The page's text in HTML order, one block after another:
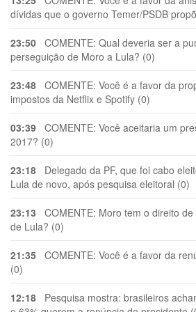
dívidas que o governo Temer/PSDB
23:50 COMENTE: Qual deveria ser a
perseguição de Moro a Lula? (0)
23:48 COMENTE: Você é a favor da
impostos da Netflix e Spotify (0)
03:39 COMENTE: Você aceitaria um
2017? (0)
23:18 Delegado da PF, que foi cabo
Lula de novo, após pesquisa eleitoral (0)
23:13 COMENTE: Moro tem o direito
de Lula? (0)
21:35 COMENTE: Você é a favor da
(0)
12:18 Pesquisa mostra: brasileiros